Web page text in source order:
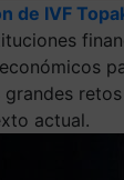
de IVF
actual.